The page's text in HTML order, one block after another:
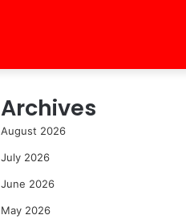
Archives
August 2026
July 2026
June 2026
May 2026